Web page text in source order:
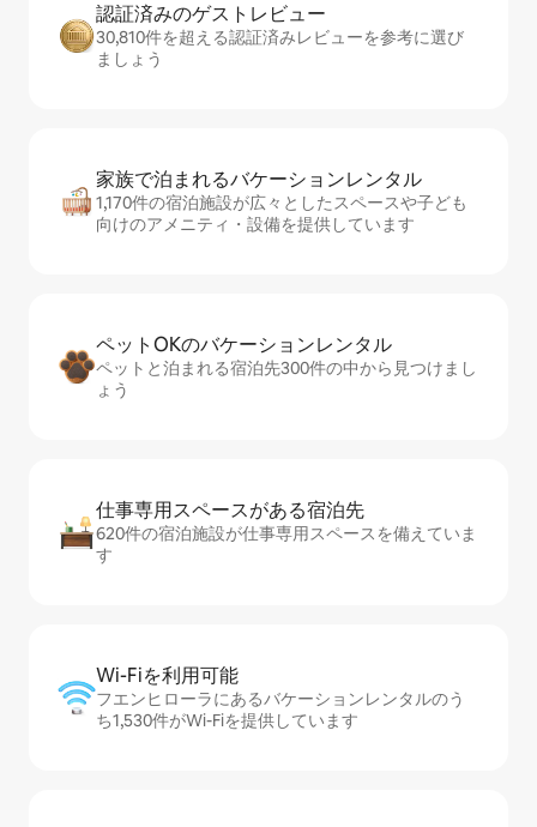
認証済みのゲ⁠ス⁠ト⁠レ⁠ビ⁠ュ⁠ー
30,810件を超える認証済みレビューを参考に選び
ましょう
家族で泊まれるバ⁠ケ⁠ー⁠シ⁠ョ⁠ンレ⁠ン⁠タ⁠ル
1,170件の宿泊施設が広々としたスペースや子ども
向けのアメニティ・設備を提供しています
ペットOKのバ⁠ケ⁠ー⁠シ⁠ョ⁠ンレ⁠ン⁠タ⁠ル
ペットと泊まれる宿泊先300件の中から見つけまし
ょう
仕事専用ス⁠ペ⁠ー⁠スがあ⁠る宿⁠泊⁠先
620件の宿泊施設が仕事専用スペースを備えていま
す
Wi-Fiを利⁠用⁠可⁠能
フエンヒローラにあるバケーションレンタルのう
ち1,530件がWi-Fiを提供しています